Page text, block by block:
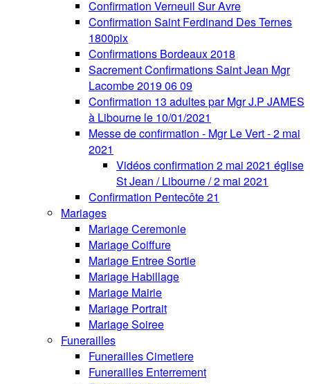
Confirmation Verneuil Sur Avre
Confirmation Saint Ferdinand Des Ternes
1800pix
Confirmations Bordeaux 2018
Sacrement Confirmations Saint Jean Mgr
Lacombe 2019 06 09
Confirmation 13 adultes par Mgr J.P JAMES
à Libourne le 10/01/2021
Messe de confirmation - Mgr Le Vert - 2 mai
2021
Vidéos confirmation 2 mai 2021 église
St Jean / Libourne / 2 mai 2021
Confirmation Pentecôte 21
Mariages
Mariage Ceremonie
Mariage Coiffure
Mariage Entree Sortie
Mariage Habillage
Mariage Mairie
Mariage Portrait
Mariage Soiree
Funerailles
Funerailles Cimetiere
Funerailles Enterrement